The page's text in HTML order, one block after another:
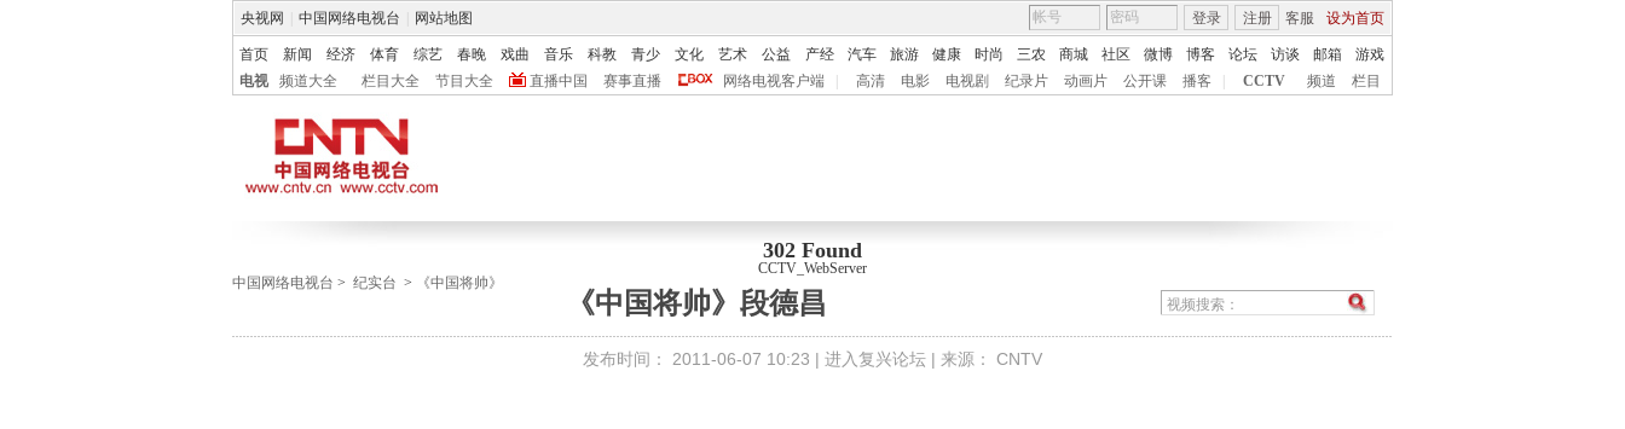
央视网 中国网络电视台 网站地图 客服 设为首页
登录 注册
首页 新闻 经济 体育 综艺 春晚 戏曲 音乐 科教 青少 文化 艺术 公益 产经 汽车 旅游 健康 时尚 三农 商城 社区 微博 博客 论坛 访谈 邮箱
游戏
电视
频道大全 栏目大全 节目大全 直播中国 赛事直播 网络电视客户端 高清 电影 电视剧 纪录片 动画片 公开课 播客 CCTV 频道 栏目
302 Found
CCTV_WebServer
中国网络电视台 > 纪实台 > 《中国将帅》
《中国将帅》段德昌
发布时间： 2011-06-07 10:23 | 进入复兴论坛 | 来源： CNTV